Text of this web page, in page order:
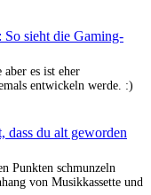
So sieht die Gaming-
es ist eher
entwickeln werde. :)
dass du alt geworden
Punkten schmunzeln
von Musikkassette und